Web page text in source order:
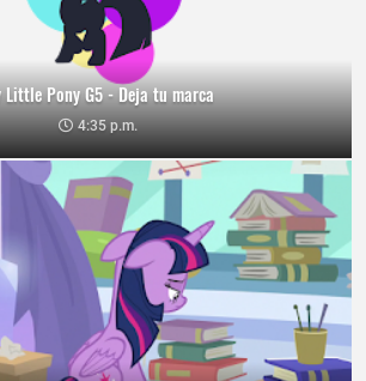
Little Pony G5 - Deja tu marca
4:35 p.m.